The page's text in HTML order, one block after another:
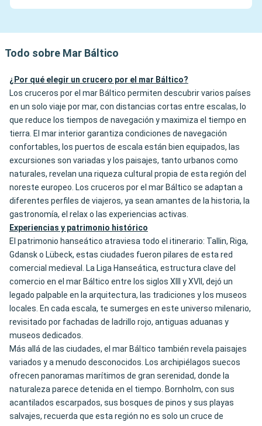
Todo sobre Mar Báltico
¿Por qué elegir un crucero por el mar Báltico?
Los cruceros por el mar Báltico permiten descubrir varios países
en un solo viaje por mar, con distancias cortas entre escalas, lo
que reduce los tiempos de navegación y maximiza el tiempo en
tierra. El mar interior garantiza condiciones de navegación
confortables, los puertos de escala están bien equipados, las
excursiones son variadas y los paisajes, tanto urbanos como
naturales, revelan una riqueza cultural propia de esta región del
noreste europeo. Los cruceros por el mar Báltico se adaptan a
diferentes perfiles de viajeros, ya sean amantes de la historia, la
gastronomía, el relax o las experiencias activas.
Experiencias y patrimonio histórico
El patrimonio hanseático atraviesa todo el itinerario: Tallin, Riga,
Gdansk o Lübeck, estas ciudades fueron pilares de esta red
comercial medieval. La Liga Hanseática, estructura clave del
comercio en el mar Báltico entre los siglos XIII y XVII, dejó un
legado palpable en la arquitectura, las tradiciones y los museos
locales. En cada escala, te sumerges en este universo milenario,
revisitado por fachadas de ladrillo rojo, antiguas aduanas y
museos dedicados.
Más allá de las ciudades, el mar Báltico también revela paisajes
variados y a menudo desconocidos. Los archipiélagos suecos
ofrecen panoramas marítimos de gran serenidad, donde la
naturaleza parece detenida en el tiempo. Bornholm, con sus
acantilados escarpados, sus bosques de pinos y sus playas
salvajes, recuerda que esta región no es solo un cruce de